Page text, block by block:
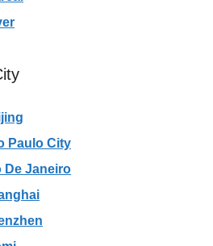
Paulo City
De Janeiro